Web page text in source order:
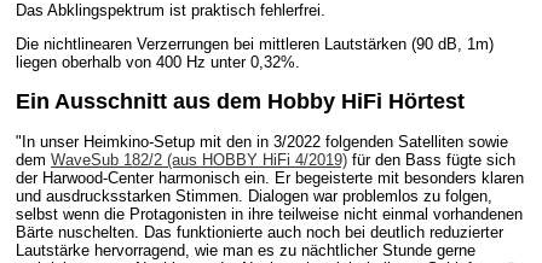
Das Abklingspektrum ist praktisch fehlerfrei.
Die nichtlinearen Verzerrungen bei mittleren Lautstärken (90 dB, 1m)
liegen oberhalb von 400 Hz unter 0,32%.
Ein Ausschnitt aus dem Hobby HiFi Hörtest
"In unser Heimkino-Setup mit den in 3/2022 folgenden Satelliten sowie
dem WaveSub 182/2 (aus HOBBY HiFi 4/2019) für den Bass fügte sich
der Harwood-Center harmonisch ein. Er begeisterte mit besonders klaren
und ausdrucksstarken Stimmen. Dialogen war problemlos zu folgen,
selbst wenn die Protagonisten in ihre teilweise nicht einmal vorhandenen
Bärte nuschelten. Das funktionierte auch noch bei deutlich reduzierter
Lautstärke hervorragend, wie man es zu nächtlicher Stunde gerne